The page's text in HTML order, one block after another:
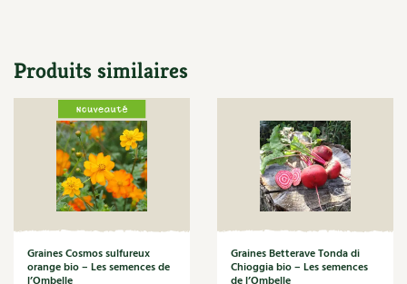
Société et alternatives
Vivre l’écologie
Protéger la nature
Autonomie
Enfants
Produits similaires
Graines Cosmos sulfureux
orange bio – Les semences de
Graines Betterave Tonda di
Chioggia bio – Les semences